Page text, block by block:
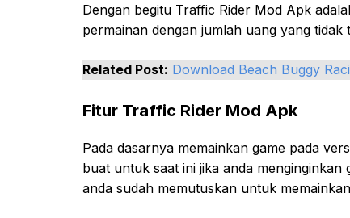
Dengan begitu Traffic Rider Mod Apk
permainan dengan jumlah uang yang tidak
Related Post: Download Beach Buggy
Fitur Traffic Rider Mod Apk
Pada dasarnya memainkan game pada
buat untuk saat ini jika anda
anda sudah memutuskan untuk